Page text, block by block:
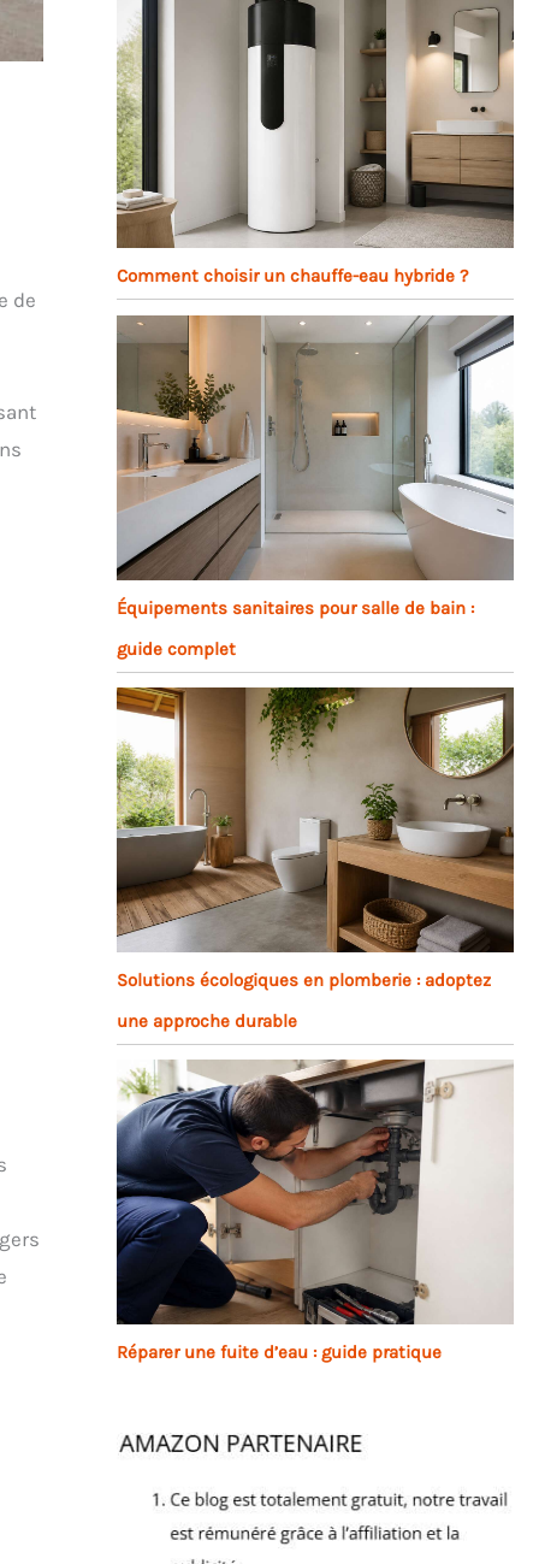
de
Comment choisir un chauffe-eau hybride ?
Équipements sanitaires pour salle de bain :
guide complet
Solutions écologiques en plomberie : adoptez
une approche durable
Réparer une fuite d’eau : guide pratique